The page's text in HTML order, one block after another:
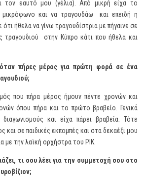
τον εαυτό μου (γέλια). Από μικρή είχα το
και να τραγουδάω και επειδή η
ήθελα να γίνω τραγουδίστρια με πήγαινε σε
τραγουδιού στην Κύπρο κάτι που ήθελα και
πήρες μέρος για πρώτη φορά σε ένα
που πήρα μέρος ήμουν πέντε χρονών και
όπου πήρα και το πρώτο βραβείο. Γενικά
και είχα πάρει βραβεία. Τότε
και σε παιδικές εκπομπές και στα δεκαέξι μου
με την λαϊκή ορχήστρα του ΡΙΚ.
τι σου λέει για την συμμετοχή σου στο